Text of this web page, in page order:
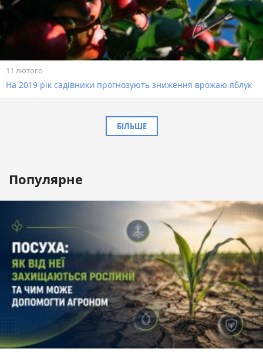
11 лютого
На 2019 рік садівники прогнозують зниження врожаю яблук
БІЛЬШЕ
Популярне